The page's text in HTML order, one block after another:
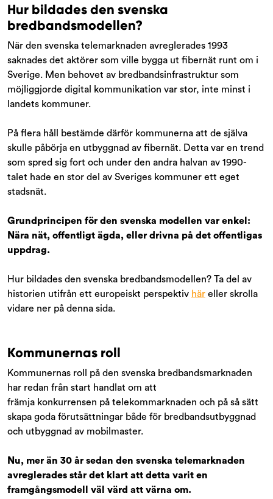
Hur bildades den svenska
bredbandsmodellen?
När den svenska telemarknaden avreglerades 1993
saknades det aktörer som ville bygga ut fibernät runt om i
Sverige. Men behovet av bredbandsinfrastruktur som
möjliggjorde digital kommunikation var stor, inte minst i
landets kommuner.
På flera håll bestämde därför kommunerna att de själva
skulle påbörja en utbyggnad av fibernät. Detta var en trend
som spred sig fort och under den andra halvan av 1990-
talet hade en stor del av Sveriges kommuner ett eget
stadsnät.
Grundprincipen för den svenska modellen var enkel:
Nära nät, offentligt ägda, eller drivna på det offentligas
uppdrag.
Hur bildades den svenska bredbandsmodellen? Ta del av
historien utifrån ett europeiskt perspektiv här eller skrolla
vidare ner på denna sida.
Kommunernas roll
Kommunernas roll på den svenska bredbandsmarknaden
har redan från start handlat om att
främja konkurrensen på telekommarknaden och på så sätt
skapa goda förutsättningar både för bredbandsutbyggnad
och utbyggnad av mobilmaster.
Nu, mer än 30 år sedan den svenska telemarknaden
avreglerades står det klart att detta varit en
framgångsmodell väl värd att värna om.